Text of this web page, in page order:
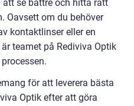
se bättre och hitta rätt
Oavsett om du behöver
kontaktlinser eller en
teamet på Rediviva Optik
för att leverera bästa
Optik efter att göra